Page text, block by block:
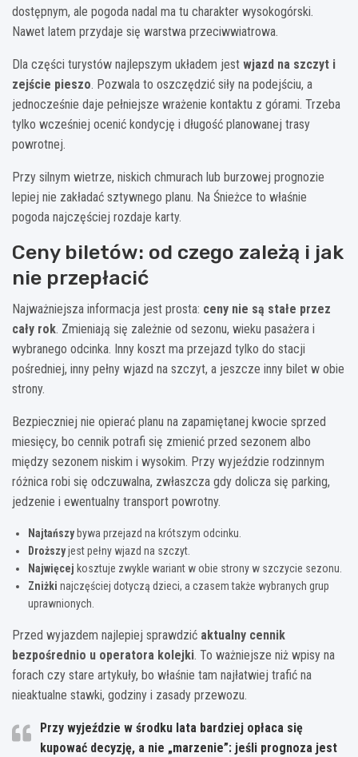
dostępnym, ale pogoda nadal ma tu charakter wysokogórski.
Nawet latem przydaje się warstwa przeciwwiatrowa.
Dla części turystów najlepszym układem jest wjazd na szczyt i
zejście pieszo. Pozwala to oszczędzić siły na podejściu, a
jednocześnie daje pełniejsze wrażenie kontaktu z górami. Trzeba
tylko wcześniej ocenić kondycję i długość planowanej trasy
powrotnej.
Przy silnym wietrze, niskich chmurach lub burzowej prognozie
lepiej nie zakładać sztywnego planu. Na Śnieżce to właśnie
pogoda najczęściej rozdaje karty.
Ceny biletów: od czego zależą i jak
nie przepłacić
Najważniejsza informacja jest prosta: ceny nie są stałe przez
cały rok. Zmieniają się zależnie od sezonu, wieku pasażera i
wybranego odcinka. Inny koszt ma przejazd tylko do stacji
pośredniej, inny pełny wjazd na szczyt, a jeszcze inny bilet w obie
strony.
Bezpieczniej nie opierać planu na zapamiętanej kwocie sprzed
miesięcy, bo cennik potrafi się zmienić przed sezonem albo
między sezonem niskim i wysokim. Przy wyjeździe rodzinnym
różnica robi się odczuwalna, zwłaszcza gdy dolicza się parking,
jedzenie i ewentualny transport powrotny.
Najtańszybywa przejazd na krótszym odcinku.
Droższyjest pełny wjazd na szczyt.
Najwięcej kosztuje zwykle wariant w obie strony w szczycie sezonu.
Zniżki najczęściej dotyczą dzieci, a czasem także wybranych grup
uprawnionych.
Przed wyjazdem najlepiej sprawdzić aktualny cennik
bezpośrednio u operatora kolejki. To ważniejsze niż wpisy na
forach czy stare artykuły, bo właśnie tam najłatwiej trafić na
nieaktualne stawki, godziny i zasady przewozu.
Przy wyjeździe w środku lata bardziej opłaca się
kupować decyzję, a nie „marzenie”: jeśli prognoza jest